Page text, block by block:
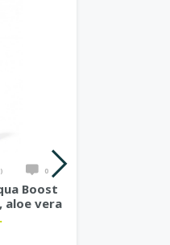
0
Boost
aloe vera